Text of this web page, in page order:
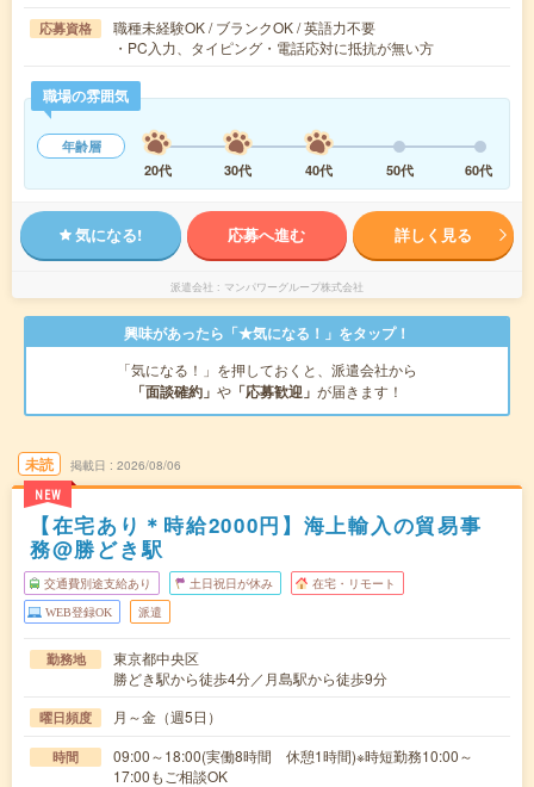
応募資格
職種未経験OK / ブランクOK / 英語力不要
・PC入力、タイピング・電話応対に抵抗が無い方
職場の雰囲気
年齢層
20代
30代 40代 50代 60代
気になる! 応募へ進む 詳しく見る
派遣会社 マンパワーグループ株式会社
興味があったら「★気になる！」をタップ！
「気になる！」を押しておくと、派遣会社から
「面談確約」 や 「応募歓迎」 が届きます！
未読
NEW
掲載日 2026/08/06
【在宅あり＊時給2000円】海上輸入の貿易事
務@勝どき駅
交通費別途支給あり 土日祝日が休み 在宅・リモート
WEB登録OK 派遣
勤務地
東京都中央区
勝どき駅から徒歩4分／月島駅から徒歩9分
曜日頻度 月～金（週5日）
時間
09:00～18:00(実働8時間 休憩1時間)※時短勤務10:00～
17:00もご相談OK